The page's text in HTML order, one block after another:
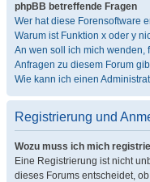
phpBB betreffende Fragen
Wer hat diese Forensoftware
Warum ist Funktion x oder y
An wen soll ich mich wenden,
Anfragen zu diesem Forum
Wie kann ich einen
Registrierung und
Wozu muss ich mich
Eine Registrierung ist nicht
dieses Forums entscheidet,